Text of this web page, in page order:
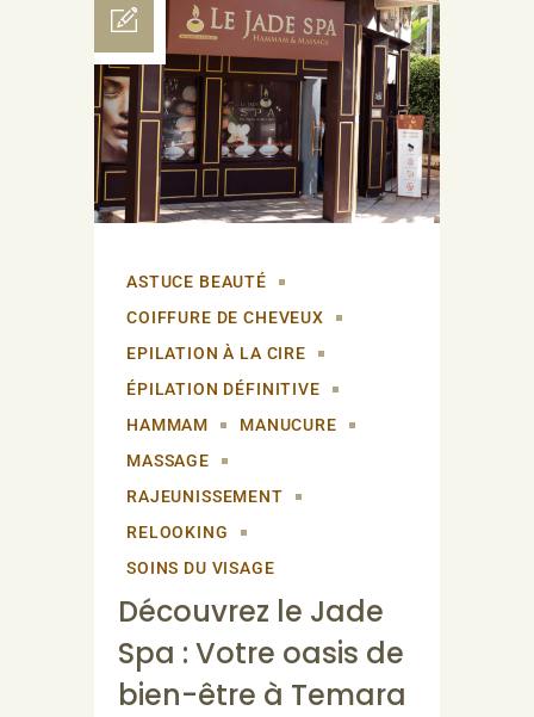
ASTUCE BEAUTÉ
COIFFURE DE CHEVEUX
EPILATION À LA CIRE
ÉPILATION DÉFINITIVE
HAMMAM
MANUCURE
MASSAGE
RAJEUNISSEMENT
RELOOKING
SOINS DU VISAGE
Découvrez le Jade
Spa : Votre oasis de
bien-être à Temara